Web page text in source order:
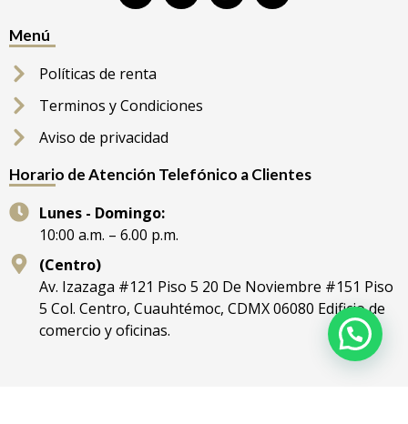
Menú
Políticas de renta
Terminos y Condiciones
Aviso de privacidad
Horario de Atención Telefónico a Clientes
Lunes - Domingo:
10:00 a.m. – 6.00 p.m.
(Centro)
Av. Izazaga #121 Piso 5 20 De Noviembre #151 Piso
5 Col. Centro, Cuauhtémoc, CDMX 06080 Edificio de
comercio y oficinas.